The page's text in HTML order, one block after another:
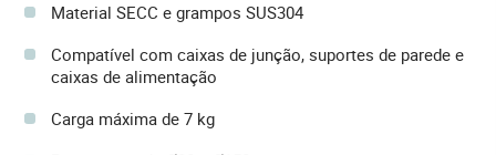
Material SECC e grampos SUS304
Compatível com caixas de junção, suportes de parede e
caixas de alimentação
Carga máxima de 7 kg